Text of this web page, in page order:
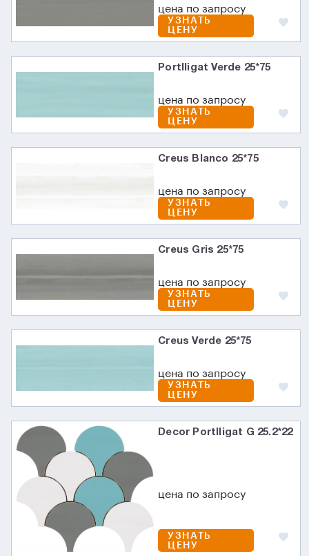
цена по запросу
УЗНАТЬ
ЦЕНУ
Portlligat Verde 25*75
цена по запросу
УЗНАТЬ
ЦЕНУ
Creus Blanco 25*75
цена по запросу
УЗНАТЬ
ЦЕНУ
Creus Gris 25*75
цена по запросу
УЗНАТЬ
ЦЕНУ
Creus Verde 25*75
цена по запросу
УЗНАТЬ
ЦЕНУ
Decor Portlligat G 25.2*22
цена по запросу
УЗНАТЬ
ЦЕНУ